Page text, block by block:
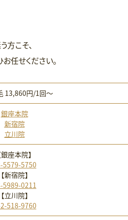
方こそ、
任せください。
13,860円/1回〜
銀座本院
新宿院
立川院
銀座本院】
5579-5750
【新宿院】
5989-0211
【立川院】
518-9760